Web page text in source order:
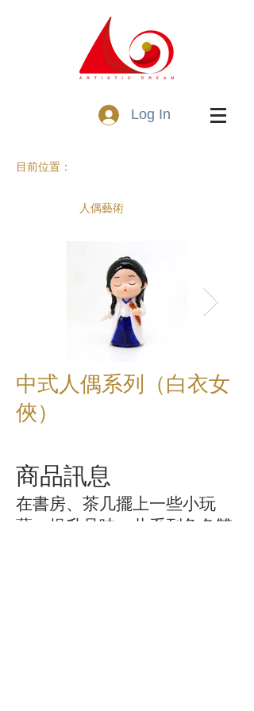
Log In
目前位置：
人偶藝術
中式人偶系列（白衣女
俠）
商品訊息
在書房、茶几擺上一些小玩
藝，提升品味。此系列角色雙